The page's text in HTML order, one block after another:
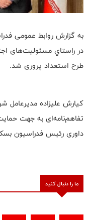
به گزارش روابط عمومی
در راستاي مسئوليت‌های
طرح استعداد پروری شد.
کیارش علیزاده مدیرعامل
تفاهم‌نامه‌ای به جهت
داوری رئیس فدراسیون
ما را دنبال کنید